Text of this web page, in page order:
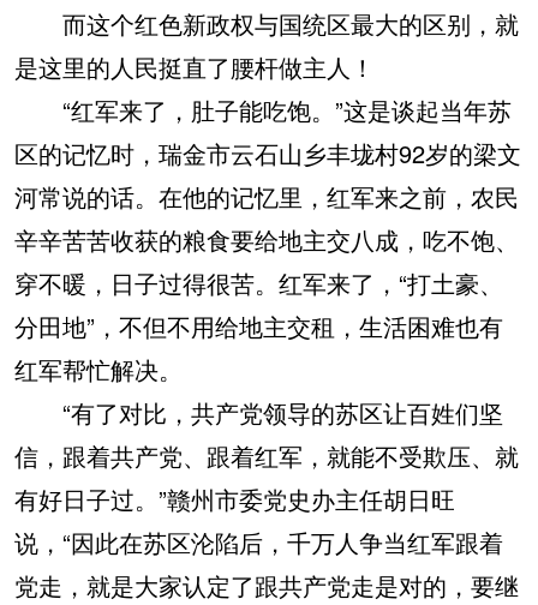
而这个红色新政权与国统区最大的区别，就
是这里的人民挺直了腰杆做主人！
“红军来了，肚子能吃饱。”这是谈起当年苏
区的记忆时，瑞金市云石山乡丰垅村92岁的梁文
河常说的话。在他的记忆里，红军来之前，农民
辛辛苦苦收获的粮食要给地主交八成，吃不饱、
穿不暖，日子过得很苦。红军来了，“打土豪、
分田地”，不但不用给地主交租，生活困难也有
红军帮忙解决。
“有了对比，共产党领导的苏区让百姓们坚
信，跟着共产党、跟着红军，就能不受欺压、就
有好日子过。”赣州市委党史办主任胡日旺
说，“因此在苏区沦陷后，千万人争当红军跟着
党走，就是大家认定了跟共产党走是对的，要继